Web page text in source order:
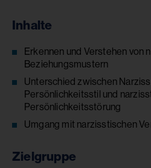
Inhalte
Erkennen und Verstehen von
Beziehungsmustern
Unterschied zwischen
Persönlichkeitsstil und
Persönlichkeitsstörung
Umgang mit narzisstischen
Zielgruppe